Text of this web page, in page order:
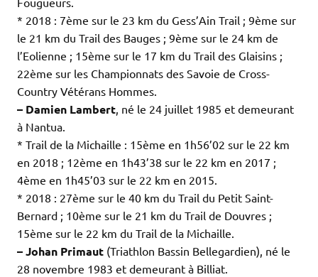
* 2018 : 7ème sur le 23 km du Gess’Ain Trail ; 9ème sur
le 21 km du Trail des Bauges ; 9ème sur le 24 km de
l’Eolienne ; 15ème sur le 17 km du Trail des Glaisins ;
22ème sur les Championnats des Savoie de Cross-
Country Vétérans Hommes.
– Damien Lambert, né le 24 juillet 1985 et demeurant
à Nantua.
* Trail de la Michaille : 15ème en 1h56’02 sur le 22 km
en 2018 ; 12ème en 1h43’38 sur le 22 km en 2017 ;
4ème en 1h45’03 sur le 22 km en 2015.
* 2018 : 27ème sur le 40 km du Trail du Petit Saint-
Bernard ; 10ème sur le 21 km du Trail de Douvres ;
15ème sur le 22 km du Trail de la Michaille.
– Johan Primaut (Triathlon Bassin Bellegardien), né le
28 novembre 1983 et demeurant à Billiat.